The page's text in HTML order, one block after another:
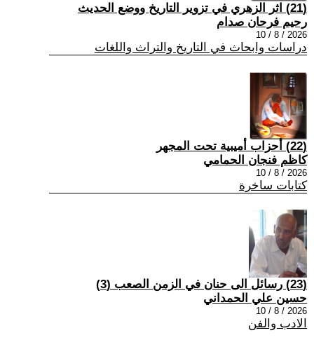
(21) اثر الزهري في تزوير التاريخ ووضع الحديث
رحيم فرحان صدام
2026 / 8 / 10
دراسات وابحاث في التاريخ والتراث واللغات
(22) أحزاب أميبية تحت المجهر
كاظم فنجان الحمامي
2026 / 8 / 10
كتابات ساخرة
(23) رسائل الى حنان في الزمن الصعب (3)
حسين علي الحمداني
2026 / 8 / 10
الادب والفن